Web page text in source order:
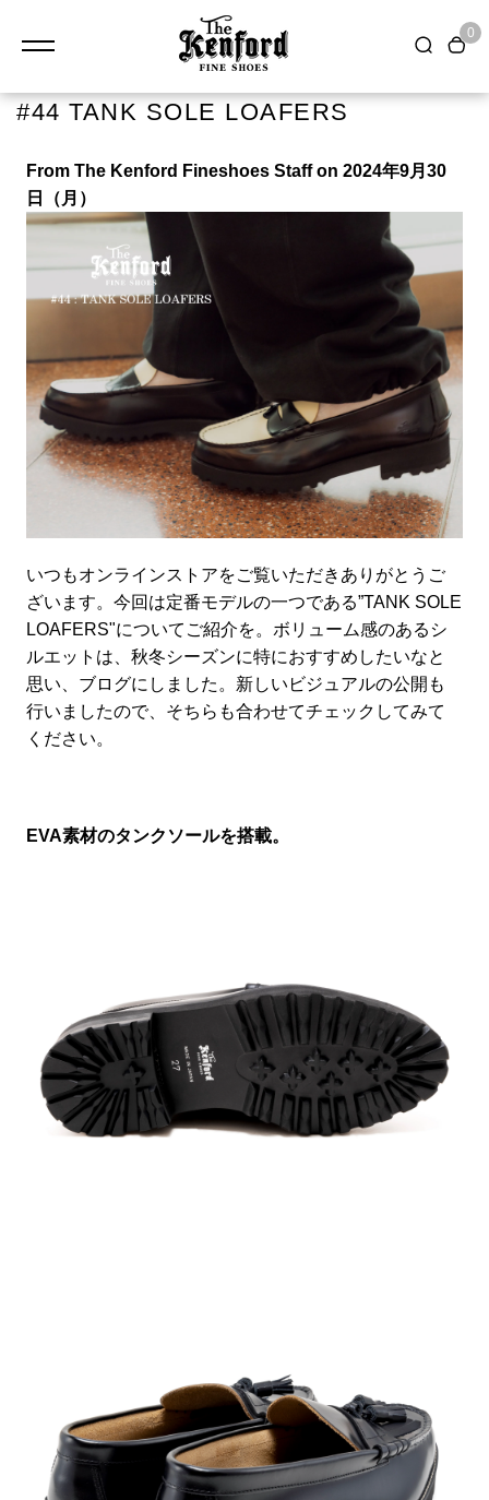
0
#44 TANK SOLE LOAFERS
From The Kenford Fineshoes Staff on 2024年9月30
日（月）
いつもオンラインストアをご覧いただきありがとうご
ざいます。今回は定番モデルの一つである”TANK SOLE
LOAFERS"についてご紹介を。ボリューム感のあるシ
ルエットは、秋冬シーズンに特におすすめしたいなと
思い、ブログにしました。新しいビジュアルの公開も
行いましたので、そちらも合わせてチェックしてみて
ください。
EVA素材のタンクソールを搭載。